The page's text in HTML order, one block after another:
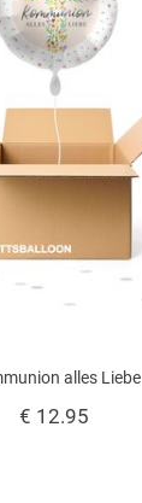
alles Liebe
€ 12.95